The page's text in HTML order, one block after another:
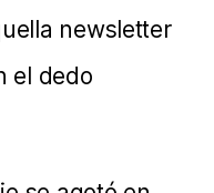
newsletter
el dedo